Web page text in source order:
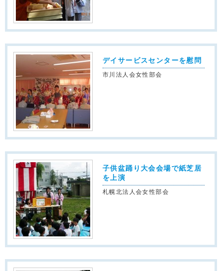
デイサービスセンターを慰問
市川法人会女性部会
子供盆踊り大会会場で紙芝居
を上演
札幌北法人会女性部会